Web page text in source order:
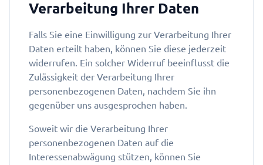
Verarbeitung Ihrer Daten
Falls Sie eine Einwilligung zur Verarbeitung Ihrer
Daten erteilt haben, können Sie diese jederzeit
widerrufen. Ein solcher Widerruf beeinflusst die
Zulässigkeit der Verarbeitung Ihrer
personenbezogenen Daten, nachdem Sie ihn
gegenüber uns ausgesprochen haben.
Soweit wir die Verarbeitung Ihrer
personenbezogenen Daten auf die
Interessenabwägung stützen, können Sie